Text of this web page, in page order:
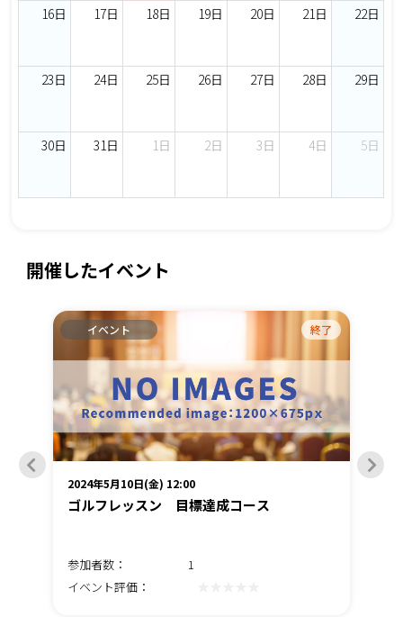
16日 17日 18日 19日 20日 21日 22日
23日 24日 25日 26日 27日 28日 29日
30日 31日 1日 2日 3日 4日 5日
開催したイベント
イベント 終了
2024年5月10日(金) 12:00
ゴルフレッスン 目標達成コース
参加者数：
1
イベント評価：